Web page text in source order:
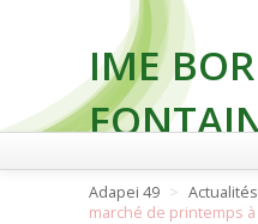
IME
Adapei 49 Actualités
marché de printemps